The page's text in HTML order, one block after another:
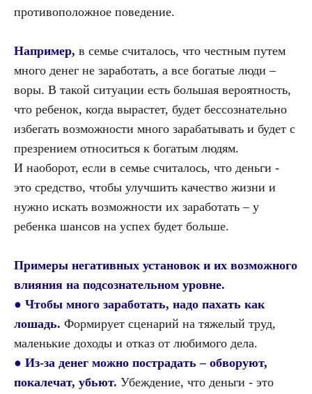
противоположное поведение.
Например, в семье считалось, что честным путем
много денег не заработать, а все богатые люди –
воры. В такой ситуации есть большая вероятность,
что ребенок, когда вырастет, будет бессознательно
избегать возможности много зарабатывать и будет с
презрением относиться к богатым людям.
И наоборот, если в семье считалось, что деньги -
это средство, чтобы улучшить качество жизни и
нужно искать возможности их заработать – у
ребенка шансов на успех будет больше.
Примеры негативных установок и их возможного
влияния на подсознательном уровне.
● Чтобы много заработать, надо пахать как
лошадь. Формирует сценарий на тяжелый труд,
маленькие доходы и отказ от любимого дела.
● Из-за денег можно пострадать – обворуют,
покалечат, убьют. Убеждение, что деньги - это